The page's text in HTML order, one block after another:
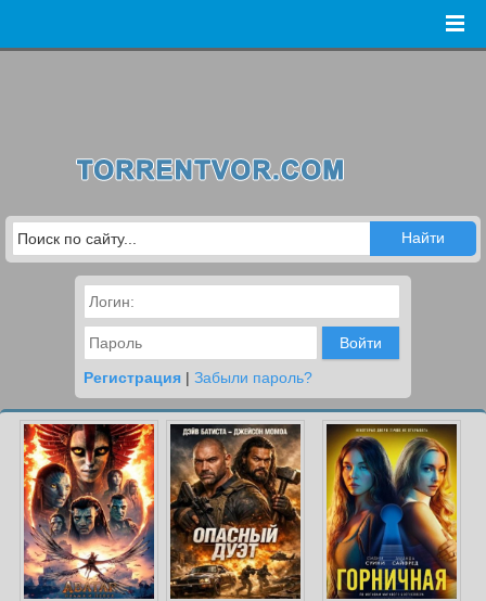
Войти
Регистрация | Забыли пароль?